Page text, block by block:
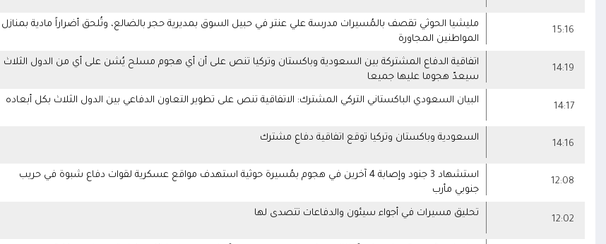
15:16
مليشيا الحوثي تقصف بالمُسيرات مدرسة علي عنتر في حبيل السوق بمديرية حجر بالضالع، وتُلحق أضراراً مادية بمنازل
المواطنين المجاورة
14:19
اتفاقية الدفاع المشتركة بين السعودية وباكستان وتركيا تنص على أن أي هجوم مسلح يُشن على أي من الدول الثلاث
سيعدّ هجوما عليها جميعا
14:17
البيان السعودي الباكستاني التركي المشترك: الاتفاقية تنص على تطوير التعاون الدفاعي بين الدول الثلاث بكل أبعاده
14:16
السعودية وباكستان وتركيا توقع اتفاقية دفاع مشترك
12:08
استشهاد 3 جنود وإصابة 4 آخرين في هجوم بمُسيرة حوثية استهدف مواقع عسكرية لقوات دفاع شبوة في حريب
جنوبي مأرب
12:02
تحليق مسيرات في أجواء سيئون والدفاعات تتصدى لها